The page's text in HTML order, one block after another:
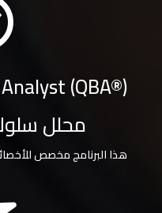
(QBA®)
محلل
هذا البرنامج مخصص